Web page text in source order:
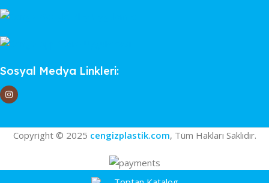
Sosyal Medya Linkleri:
Copyright © 2025 cengizplastik.com, Tüm Hakları Saklıdır.